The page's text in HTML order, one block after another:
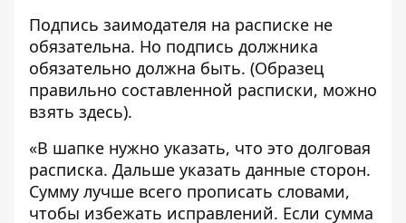
Подпись заимодателя на расписке не
обязательна. Но подпись должника
обязательно должна быть. (Образец
правильно составленной расписки, можно
взять здесь).
«В шапке нужно указать, что это долговая
расписка. Дальше указать данные сторон.
Сумму лучше всего прописать словами,
чтобы избежать исправлений. Если сумма